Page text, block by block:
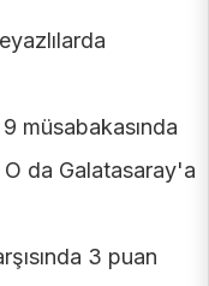
müsabakasında
da Galatasaray'a
3 puan